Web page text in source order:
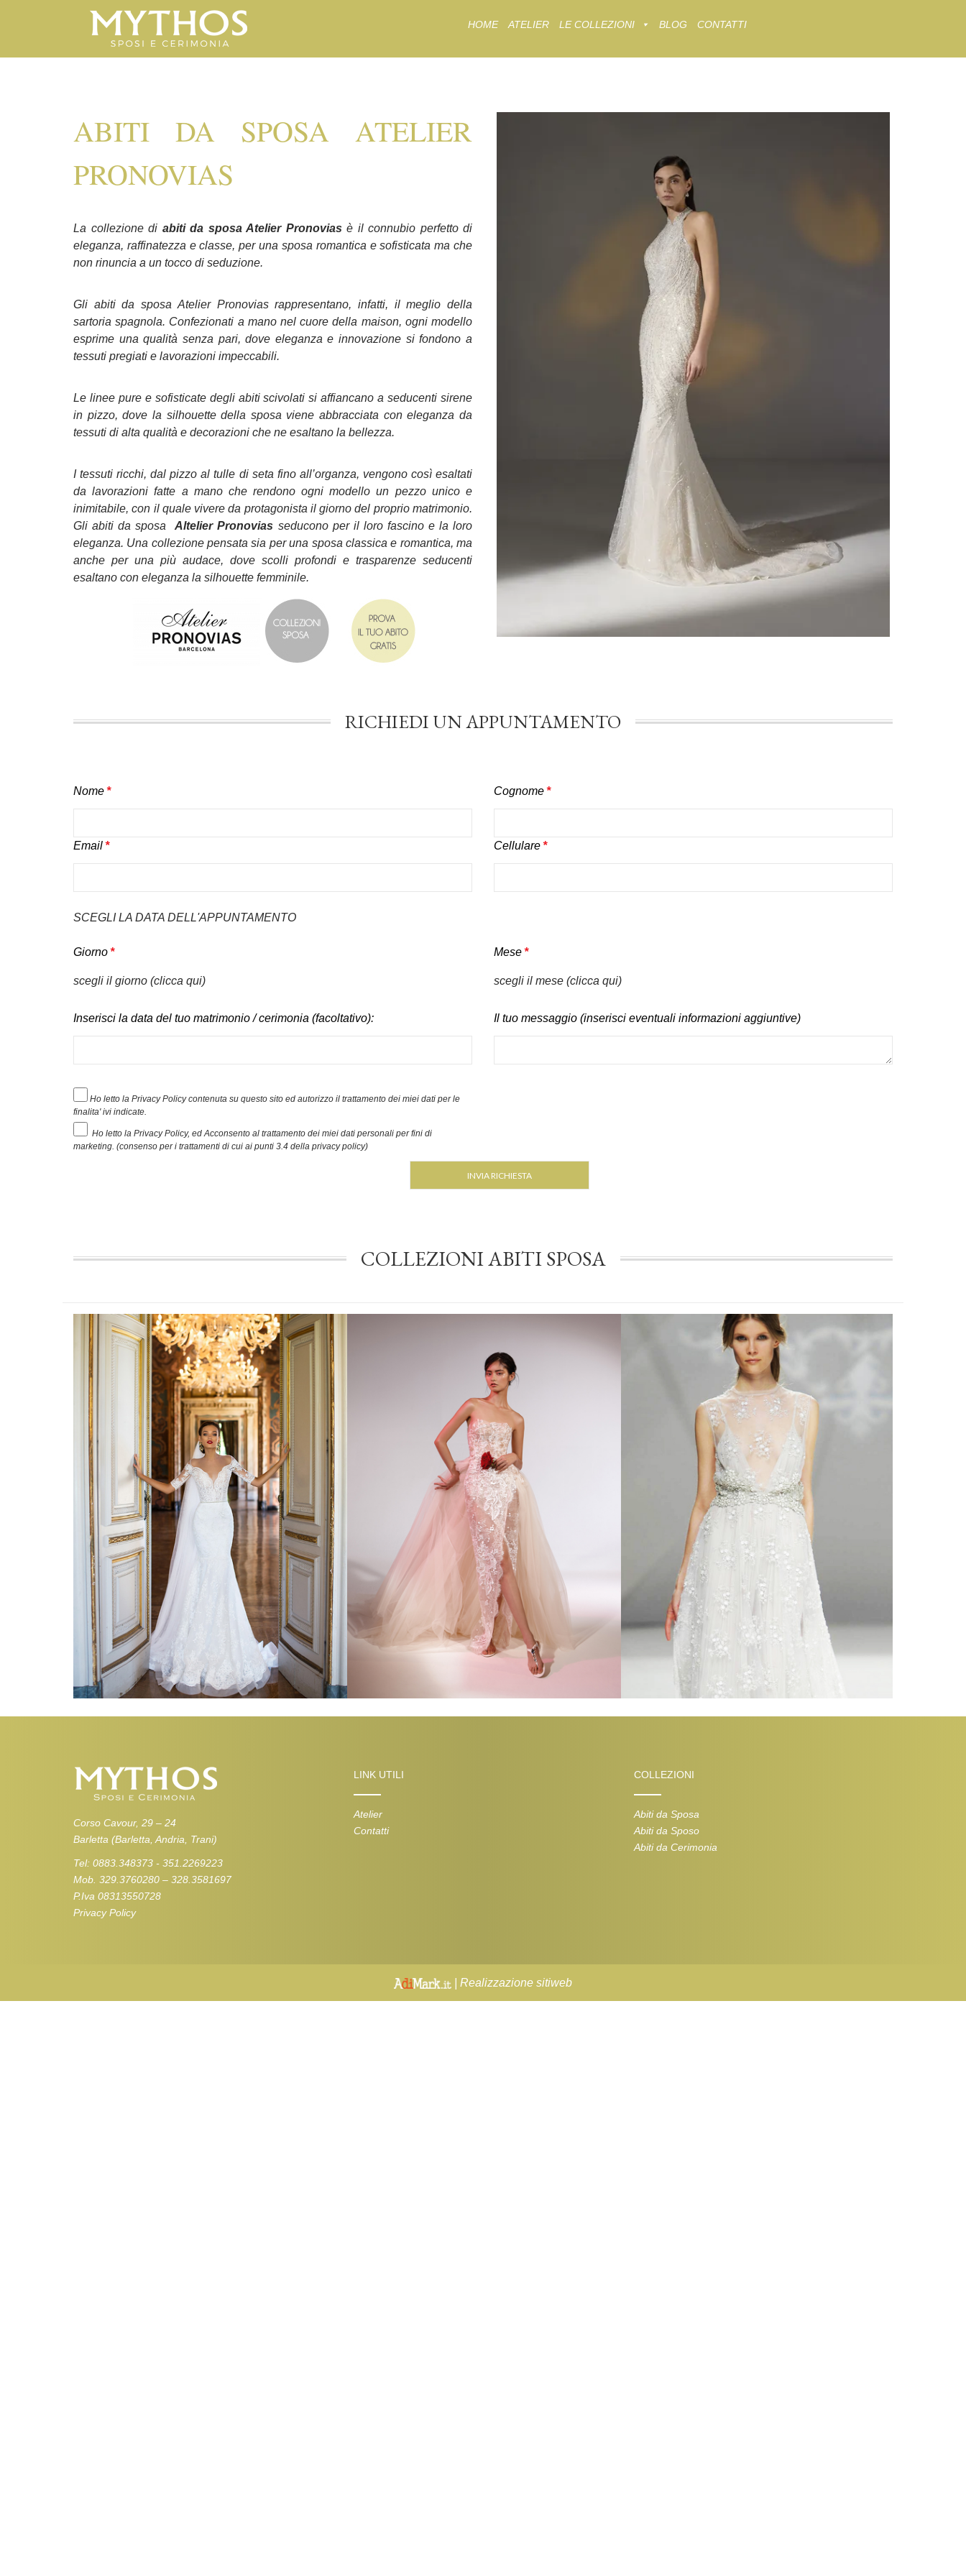
to
HOME ATELIER LE COLLEZIONI BLOG CONTATTI
ABITI DA SPOSA ATELIER
PRONOVIAS
La collezione di abiti da sposa Atelier Pronovias è il connubio perfetto di
eleganza, raffinatezza e classe, per una sposa romantica e sofisticata ma che
non rinuncia a un tocco di seduzione.
Gli abiti da sposa Atelier Pronovias rappresentano, infatti, il meglio della
sartoria spagnola. Confezionati a mano nel cuore della maison, ogni modello
esprime una qualità senza pari, dove eleganza e innovazione si fondono a
tessuti pregiati e lavorazioni impeccabili.
Le linee pure e sofisticate degli abiti scivolati si affiancano a seducenti sirene
in pizzo, dove la silhouette della sposa viene abbracciata con eleganza da
tessuti di alta qualità e decorazioni che ne esaltano la bellezza.
I tessuti ricchi, dal pizzo al tulle di seta fino all’organza, vengono così esaltati
da lavorazioni fatte a mano che rendono ogni modello un pezzo unico e
inimitabile, con il quale vivere da protagonista il giorno del proprio matrimonio.
Gli abiti da sposaAltelier Pronovias seducono per il loro fascino e la loro
eleganza. Una collezione pensata sia per una sposa classica e romantica, ma
anche per una più audace, dove scolli profondi e trasparenze seducenti
esaltano con eleganza la silhouette femminile.
RICHIEDI UN APPUNTAMENTO
Nome* Cognome*
Email* Cellulare*
SCEGLI LA DATA DELL'APPUNTAMENTO
Giorno*
scegli il giorno (clicca qui)
Mese*
scegli il mese (clicca qui)
Inserisci la data del tuo matrimonio / cerimonia (facoltativo): Il tuo messaggio (inserisci eventuali informazioni aggiuntive)
Ho letto la Privacy Policy contenuta su questo sito ed autorizzo il trattamento dei miei dati per le
finalita' ivi indicate.
Ho letto la Privacy Policy, ed Acconsento al trattamento dei miei dati personali per fini di
marketing. (consenso per i trattamenti di cui ai punti 3.4 della privacy policy)
COLLEZIONI ABITI SPOSA
Corso Cavour, 29 – 24
Barletta (Barletta, Andria, Trani)
Tel: 0883.348373 - 351.2269223
Mob. 329.3760280 – 328.3581697
P.Iva 08313550728
Privacy Policy
LINK UTILI
Atelier
Contatti
COLLEZIONI
Abiti da Sposa
Abiti da Sposo
Abiti da Cerimonia
| Realizzazione sitiweb